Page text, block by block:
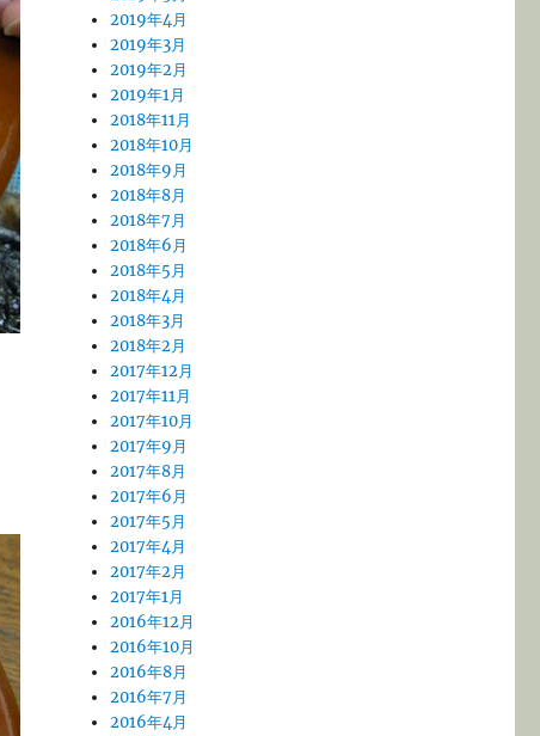
2019年4月
2019年3月
2019年2月
2019年1月
2018年11月
2018年10月
2018年9月
2018年8月
2018年7月
2018年6月
2018年5月
2018年4月
2018年3月
2018年2月
2017年12月
2017年11月
2017年10月
2017年9月
2017年8月
2017年6月
2017年5月
2017年4月
2017年2月
2017年1月
2016年12月
2016年10月
2016年8月
2016年7月
2016年4月